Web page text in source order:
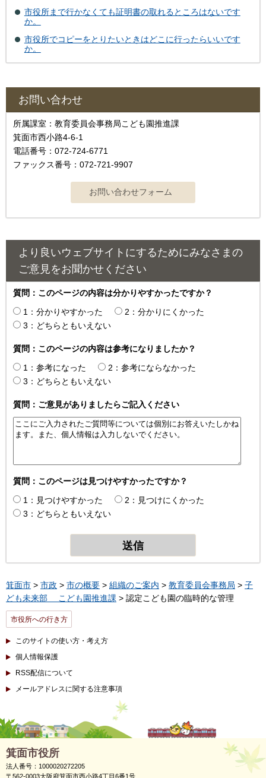
市役所まで行かなくても証明書の取れるところはないです
か。
市役所でコピーをとりたいときはどこに行ったらいいです
か。
お問い合わせ
所属課室：教育委員会事務局こども園推進課
箕面市西小路4-6-1
電話番号：072-724-6771
ファックス番号：072-721-9907
より良いウェブサイトにするためにみなさまの
ご意見をお聞かせください
質問：このページの内容は分かりやすかったですか？
1：分かりやすかった
2：分かりにくかった
3：どちらともいえない
質問：このページの内容は参考になりましたか？
1：参考になった
2：参考にならなかった
3：どちらともいえない
質問：ご意見がありましたらご記入ください
質問：このページは見つけやすかったですか？
1：見つけやすかった
2：見つけにくかった
3：どちらともいえない
箕面市 > 市政 > 市の概要 > 組織のご案内 > 教育委員会事務局 > 子
ども未来部 こども園推進課 > 認定こども園の臨時的な管理
市役所への行き方
このサイトの使い方・考え方
個人情報保護
RSS配信について
メールアドレスに関する注意事項
箕面市役所
法人番号：1000020272205
〒562-0003大阪府箕面市西小路4丁目6番1号